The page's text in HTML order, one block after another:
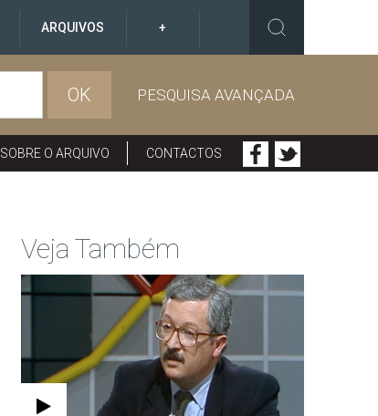
ARQUIVOS +
OK PESQUISA AVANÇADA
SOBRE O ARQUIVO CONTACTOS
Veja Também